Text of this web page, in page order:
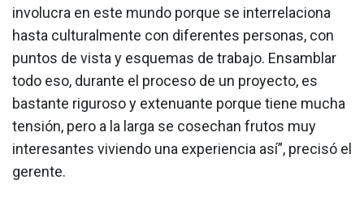
involucra en este mundo porque se interrelaciona
hasta culturalmente con diferentes personas, con
puntos de vista y esquemas de trabajo. Ensamblar
todo eso, durante el proceso de un proyecto, es
bastante riguroso y extenuante porque tiene mucha
tensión, pero a la larga se cosechan frutos muy
interesantes viviendo una experiencia así”, precisó el
gerente.